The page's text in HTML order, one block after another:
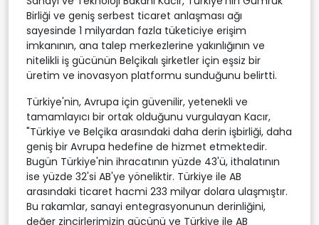
Birliği ve geniş serbest ticaret anlaşması ağı
sayesinde 1 milyardan fazla tüketiciye erişim
imkanının, ana talep merkezlerine yakınlığının ve
nitelikli iş gücünün Belçikalı şirketler için eşsiz bir
üretim ve inovasyon platformu sunduğunu belirtti.
Türkiye'nin, Avrupa için güvenilir, yetenekli ve
tamamlayıcı bir ortak olduğunu vurgulayan Kacır,
"Türkiye ve Belçika arasındaki daha derin işbirliği, daha
geniş bir Avrupa hedefine de hizmet etmektedir.
Bugün Türkiye'nin ihracatının yüzde 43'ü, ithalatının
ise yüzde 32'si AB'ye yöneliktir. Türkiye ile AB
arasındaki ticaret hacmi 233 milyar dolara ulaşmıştır.
Bu rakamlar, sanayi entegrasyonunun derinliğini,
değer zincirlerimizin gücünü ve Türkiye ile AB